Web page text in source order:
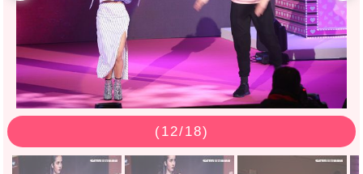
(12/18)